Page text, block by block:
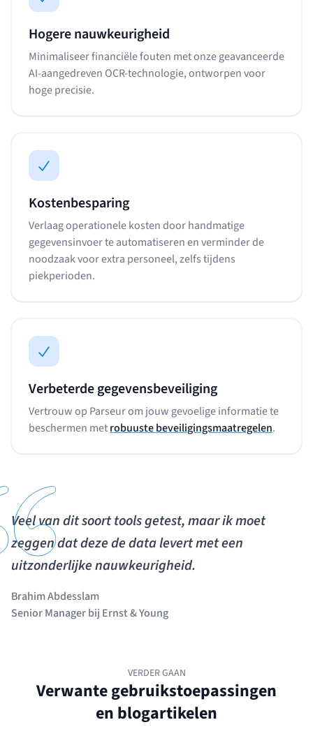
Hogere nauwkeurigheid
Minimaliseer financiële fouten met onze geavanceerde
AI-aangedreven OCR-technologie, ontworpen voor
hoge precisie.
Kostenbesparing
Verlaag operationele kosten door handmatige
gegevensinvoer te automatiseren en verminder de
noodzaak voor extra personeel, zelfs tijdens
piekperioden.
Verbeterde gegevensbeveiliging
Vertrouw op Parseur om jouw gevoelige informatie te
beschermen metrobuuste beveiligingsmaatregelen.
Veel van dit soort tools getest, maar ik moet
zeggen dat deze de data levert met een
uitzonderlijke nauwkeurigheid.
Brahim Abdesslam
Senior Manager bij Ernst & Young
VERDER GAAN
Verwante gebruikstoepassingen
en blogartikelen